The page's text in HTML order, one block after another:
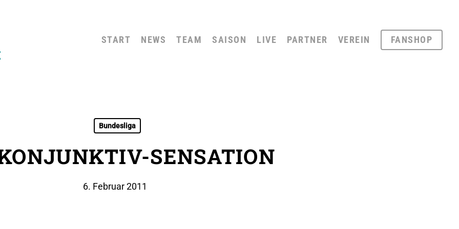
START NEWS TEAM SAISON LIVE PARTNER VEREIN FANSHOP
Bundesliga
SENSATION
6. Februar 2011